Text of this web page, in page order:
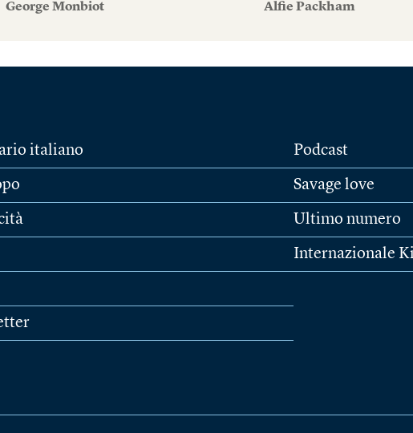
George Monbiot Alfie Packham
italiano Podcast
Savage love
Ultimo numero
Internazionale